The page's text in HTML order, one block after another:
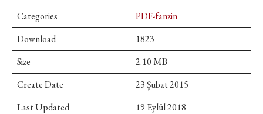
Categories
PDF-fanzin
Download
1823
Size
2.10 MB
Create Date
23 Şubat 2015
Last Updated
19 Eylül 2018